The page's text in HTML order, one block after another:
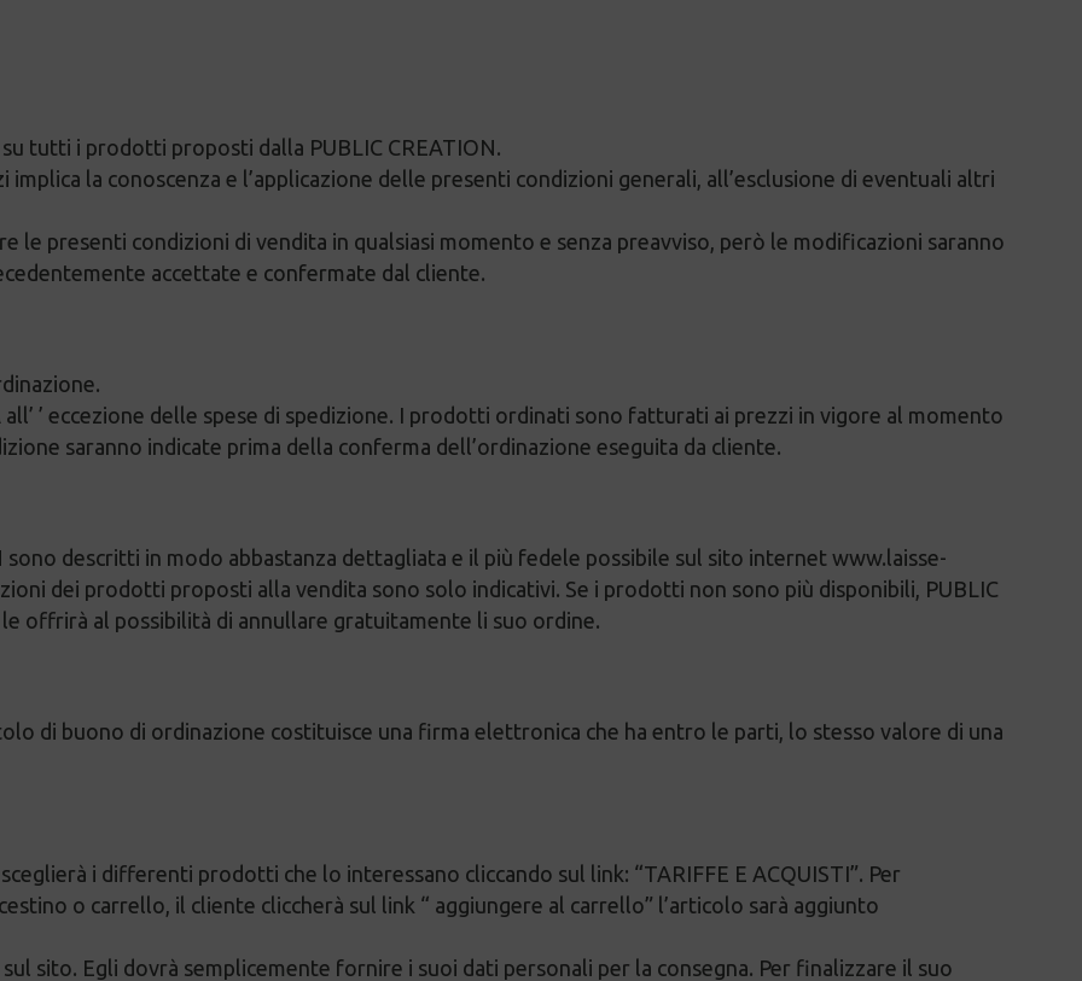
tutti i prodotti proposti dalla PUBLIC CREATION.
la conoscenza e l’applicazione delle presenti condizioni generali, all’esclusione di eventuali altri
le presenti condizioni di vendita in qualsiasi momento e senza preavviso, però le modificazioni saranno
accettate e confermate dal cliente.
’ eccezione delle spese di spedizione. I prodotti ordinati sono fatturati ai prezzi in vigore al momento
saranno indicate prima della conferma dell’ordinazione eseguita da cliente.
descritti in modo abbastanza dettagliata e il più fedele possibile sul sito internet www.laisse-
dei prodotti proposti alla vendita sono solo indicativi. Se i prodotti non sono più disponibili, PUBLIC
offrirà al possibilità di annullare gratuitamente li suo ordine.
di buono di ordinazione costituisce una firma elettronica che ha entro le parti, lo stesso valore di una
i differenti prodotti che lo interessano cliccando sul link: “TARIFFE E ACQUISTI”. Per
o carrello, il cliente cliccherà sul link “ aggiungere al carrello” l’articolo sarà aggiunto
sito. Egli dovrà semplicemente fornire i suoi dati personali per la consegna. Per finalizzare il suo